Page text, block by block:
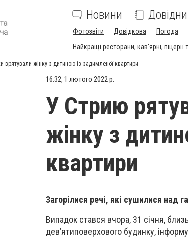
Новини
Фотозвіти Довідкова Погода
Найкращі ресторани, кав'ярні, піцерії
врятували жінку з дитиною із задимленої квартири
16:32, 1 лютого 2022 р.
У Стрию
жінку з
квартири
Загорілися речі, які сушилися над
Випадок стався вчора, 31 січня,
дев’ятиповерхового будинку,